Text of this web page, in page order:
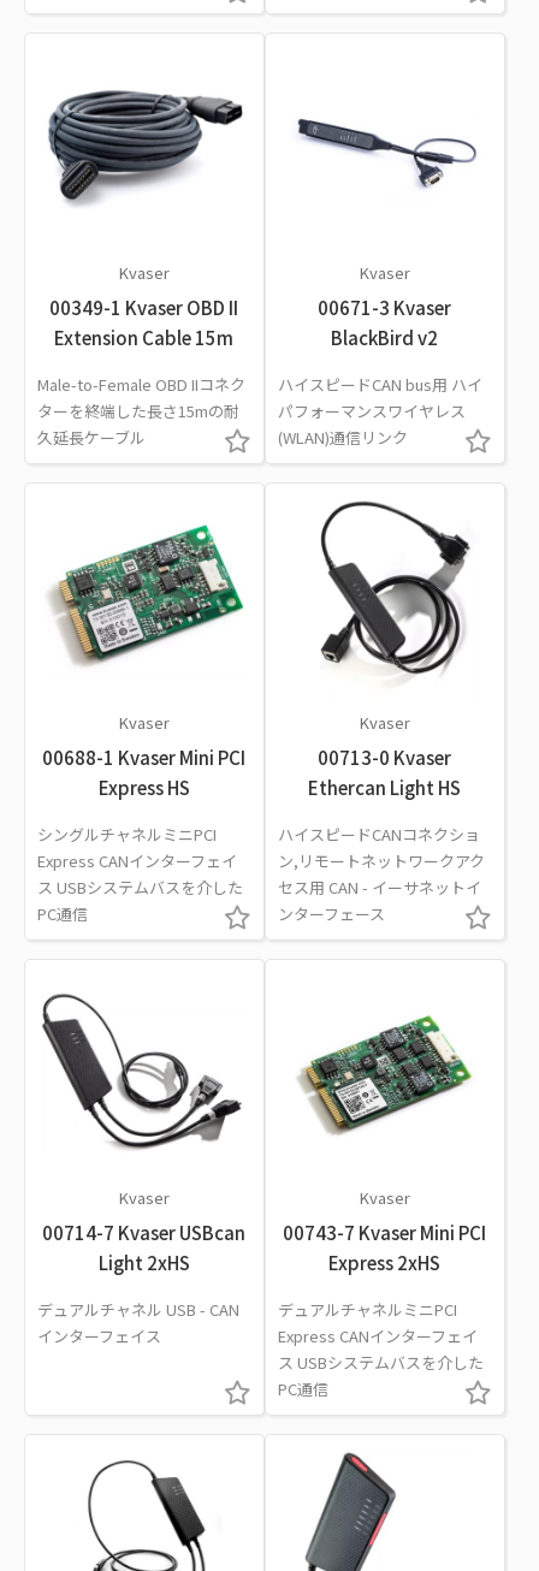
Kvaser
00349-1 Kvaser OBD II
Extension Cable 15m
Male-to-Female OBD IIコネク
ターを終端した長さ15mの耐
久延長ケーブル
Kvaser
00671-3 Kvaser
BlackBird v2
ハイスピードCAN bus用 ハイ
パフォーマンスワイヤレス
(WLAN)通信リンク
Kvaser
00688-1 Kvaser Mini PCI
Express HS
シングルチャネルミニPCI
Express CANインターフェイ
ス USBシステムバスを介した
PC通信
Kvaser
00713-0 Kvaser
Ethercan Light HS
ハイスピードCANコネクショ
ン,リモートネットワークアク
セス用 CAN - イーサネットイ
ンターフェース
Kvaser
00714-7 Kvaser USBcan
Light 2xHS
デュアルチャネル USB - CAN
インターフェイス
Kvaser
00743-7 Kvaser Mini PCI
Express 2xHS
デュアルチャネルミニPCI
Express CANインターフェイ
ス USBシステムバスを介した
PC通信